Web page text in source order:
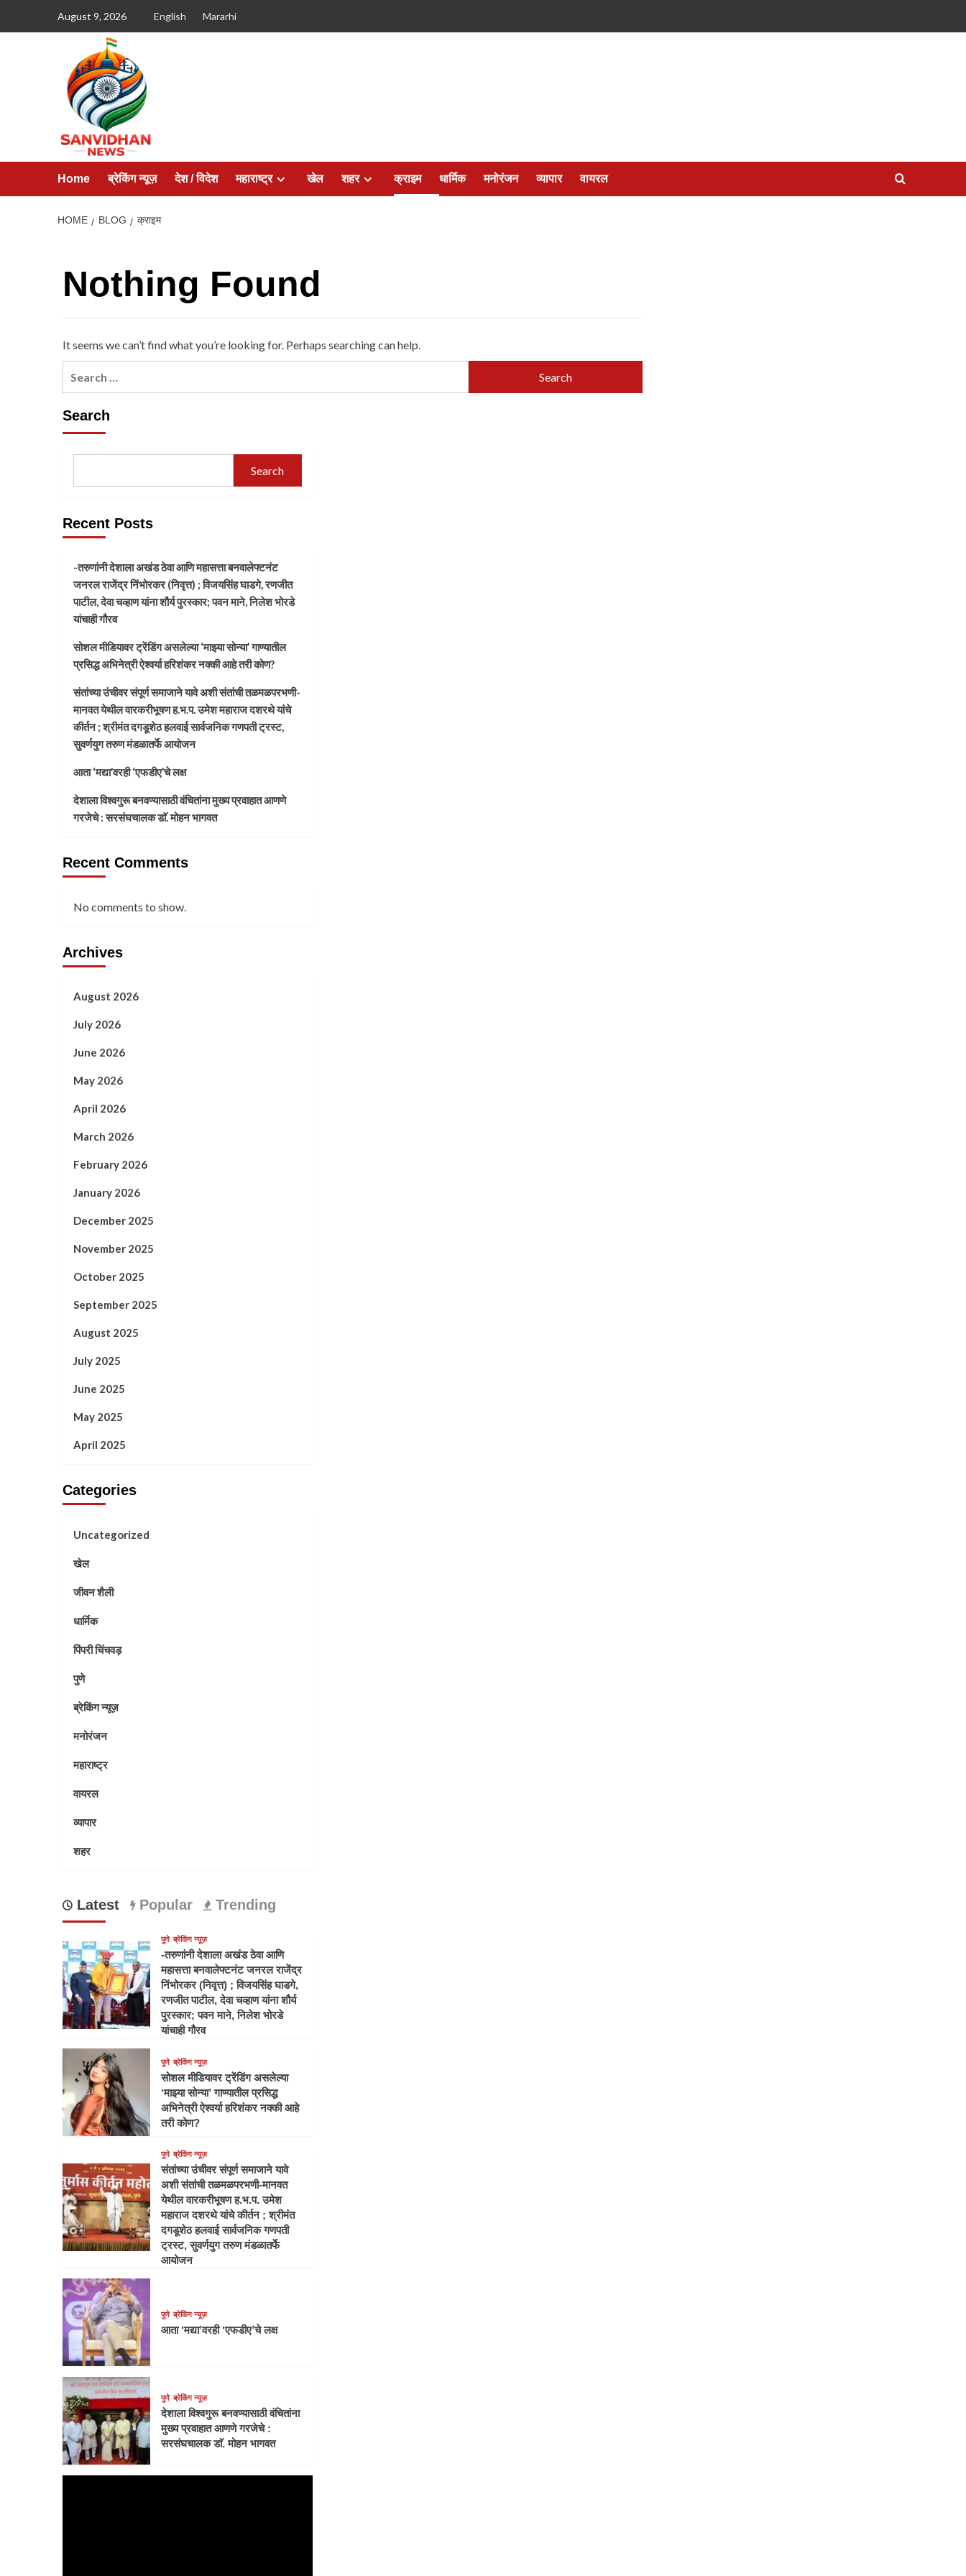
August 9, 2026 English Mararhi
Home ब्रेकिंग न्यूज़ देश / विदेश महाराष्ट्र खेल शहर क्राइम धार्मिक मनोरंजन व्यापार वायरल
HOME BLOG क्राइम
Nothing Found
It seems we can’t find what you’re looking for. Perhaps searching can help.
Search
Search
Recent Posts
-तरुणांनी देशाला अखंड ठेवा आणि महासत्ता बनवालेफ्टनंट
जनरल राजेंद्र निंभोरकर (निवृत्त) ; विजयसिंह घाडगे, रणजीत
पाटील, देवा चव्हाण यांना शौर्य पुरस्कार; पवन माने, निलेश भोरडे
यांचाही गौरव
सोशल मीडियावर ट्रेंडिंग असलेल्या ‘माझ्या सोन्या’ गाण्यातील
प्रसिद्ध अभिनेत्री ऐश्वर्या हरिशंकर नक्की आहे तरी कोण?
संतांच्या उंचीवर संपूर्ण समाजाने यावे अशी संतांची तळमळपरभणी-
मानवत येथील वारकरीभूषण ह.भ.प. उमेश महाराज दशरथे यांचे
कीर्तन ; श्रीमंत दगडूशेठ हलवाई सार्वजनिक गणपती ट्रस्ट,
सुवर्णयुग तरुण मंडळातर्फे आयोजन
आता ‘मद्या’वरही ‘एफडीए’चे लक्ष
देशाला विश्वगुरू बनवण्यासाठी वंचितांना मुख्य प्रवाहात आणणे
गरजेचे : सरसंघचालक डाॅ. मोहन भागवत
Recent Comments
No comments to show.
Archives
August 2026
July 2026
June 2026
May 2026
April 2026
March 2026
February 2026
January 2026
December 2025
November 2025
October 2025
September 2025
August 2025
July 2025
June 2025
May 2025
April 2025
Categories
Uncategorized
खेल
जीवन शैली
धार्मिक
पिंपरी चिंचवड़
पुणे
ब्रेकिंग न्यूज़
मनोरंजन
महाराष्ट्र
वायरल
व्यापार
शहर
Latest Popular Trending
पुणे ब्रेकिंग न्यूज़
-तरुणांनी देशाला अखंड ठेवा आणि
महासत्ता बनवालेफ्टनंट जनरल राजेंद्र
निंभोरकर (निवृत्त) ; विजयसिंह घाडगे,
रणजीत पाटील, देवा चव्हाण यांना शौर्य
पुरस्कार; पवन माने, निलेश भोरडे
यांचाही गौरव
पुणे ब्रेकिंग न्यूज़
सोशल मीडियावर ट्रेंडिंग असलेल्या
‘माझ्या सोन्या’ गाण्यातील प्रसिद्ध
अभिनेत्री ऐश्वर्या हरिशंकर नक्की आहे
तरी कोण?
पुणे ब्रेकिंग न्यूज़
संतांच्या उंचीवर संपूर्ण समाजाने यावे
अशी संतांची तळमळपरभणी-मानवत
येथील वारकरीभूषण ह.भ.प. उमेश
महाराज दशरथे यांचे कीर्तन ; श्रीमंत
दगडूशेठ हलवाई सार्वजनिक गणपती
ट्रस्ट, सुवर्णयुग तरुण मंडळातर्फे
आयोजन
पुणे ब्रेकिंग न्यूज़
आता ‘मद्या’वरही ‘एफडीए’चे लक्ष
पुणे ब्रेकिंग न्यूज़
देशाला विश्वगुरू बनवण्यासाठी वंचितांना
मुख्य प्रवाहात आणणे गरजेचे :
सरसंघचालक डाॅ. मोहन भागवत